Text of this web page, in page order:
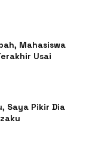
Mahasiswa
Usai
Saya Pikir Dia